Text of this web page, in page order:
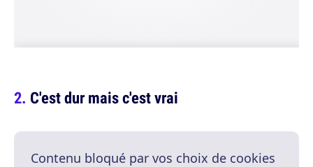
C'est dur mais c'est vrai
Contenu bloqué par vos choix de cookies